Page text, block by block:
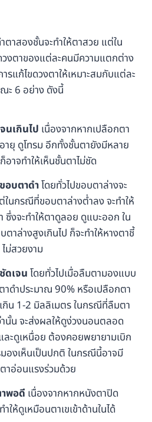
ตาสองชั้นจะทำให้ตาสวย แต่ใน
งตาของแต่ละคนมีความแตกต่าง
แก้ไขดวงตาให้เหมาะสมกับแต่ละ
ะ 6 อย่าง ดังนี้
นเกินไป เนื่องจากหากเปลือกตา
ายุ ดูโทรม อีกทั้งชั้นตายังมีหลาย
าจทำให้เห็นชั้นตาไม่ชัด
อบตาดำโดยทั่วไปขอบตาล่างจะ
นกรณีที่ขอบตาล่างต่ำลง จะทำให้
ซึ่งจะทำให้ตาดูลอย ดูแบะออก ใน
าล่างสูงเกินไป ก็จะทำให้หางตาชี้
ม่สวยงาม
ดเจนโดยทั่วไปเมื่อลืมตามองแบบ
าดำประมาณ 90% หรือเปลือกตา
กิน 1-2 มิลลิเมตร ในกรณีที่ลืมตา
นั้น จะส่งผลให้ดูง่วงนอนตลอด
ละดูเหนื่อย ต้องคอยพยายามเบิก
องเห็นเป็นปกติ ในกรณีนี้อาจมี
าอ่อนแรงร่วมด้วย
พอดี เนื่องจากหากหนังตาปิด
ให้ดูเหมือนตาเขเข้าด้านในได้